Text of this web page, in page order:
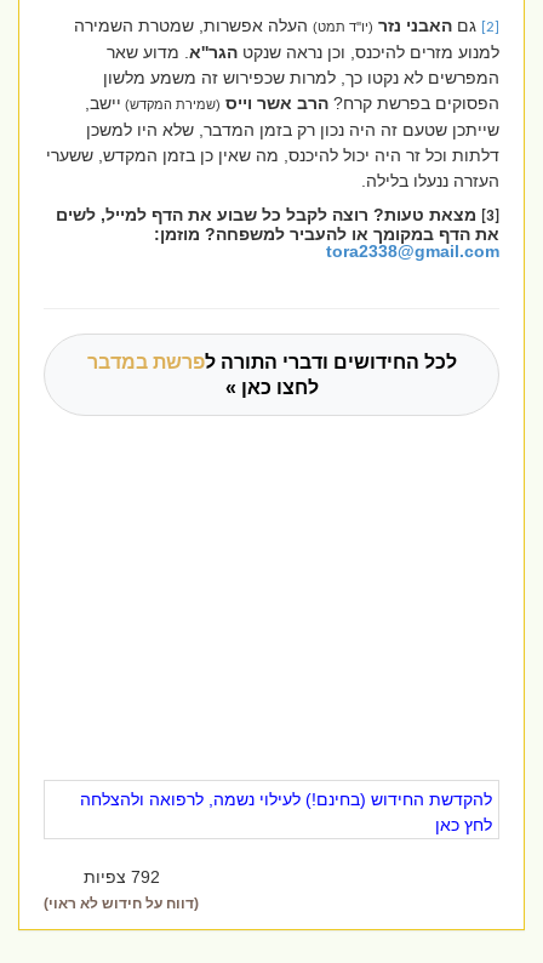
גםהאבני נזר (יו''ד תמט)העלה אפשרות, שמטרת השמירה
למנוע מזרים להיכנס, וכן נראה שנקטהגר''א. מדוע שאר
המפרשים לא נקטו כך, למרות שכפירוש זה משמע מלשון
הפסוקים בפרשת קרח?הרב אשר וייס (שמירת המקדש)יישב,
שייתכן שטעם זה היה נכון רק בזמן המדבר, שלא היו למשכן
דלתות וכל זר היה יכול להיכנס, מה שאין כן בזמן המקדש, ששערי
העזרה ננעלו בלילה.
מצאת טעות? רוצה לקבל כל שבוע את הדף למייל, לשים
את הדף במקומך או להעביר למשפחה? מוזמן:
tora2338@gmail.com
לכל החידושים ודברי התורה לפרשת במדבר
לחצו כאן »
להקדשת החידוש (בחינם!) לעילוי נשמה, לרפואה ולהצלחה
לחץ כאן
792 צפיות
(דווח על חידוש לא ראוי)